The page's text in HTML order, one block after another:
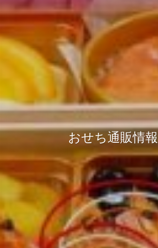
おせち通販情報